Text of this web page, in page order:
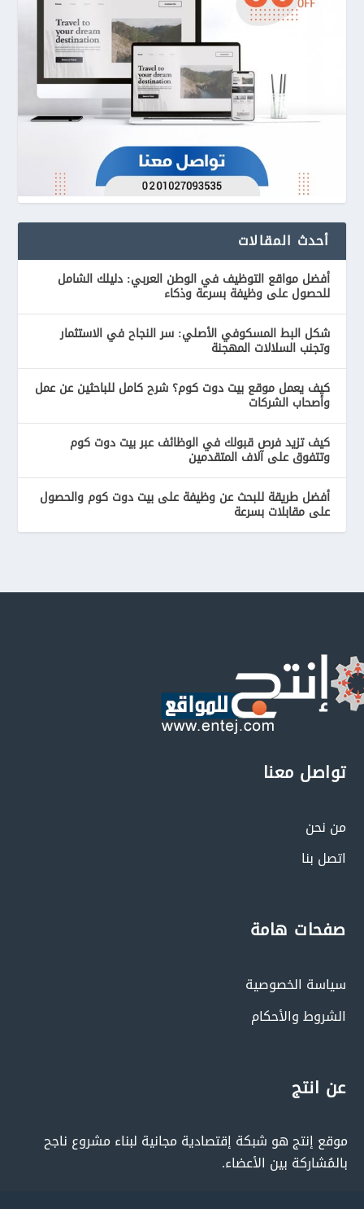
أحدث المقالات
أفضل مواقع التوظيف في الوطن العربي: دليلك الشامل
للحصول على وظيفة بسرعة وذكاء
شكل البط المسكوفي الأصلي: سر النجاح في الاستثمار
وتجنب السلالات المهجنة
كيف يعمل موقع بيت دوت كوم؟ شرح كامل للباحثين عن عمل
وأصحاب الشركات
كيف تزيد فرص قبولك في الوظائف عبر بيت دوت كوم
وتتفوق على آلاف المتقدمين
أفضل طريقة للبحث عن وظيفة على بيت دوت كوم والحصول
على مقابلات بسرعة
تواصل معنا
من نحن
اتصل بنا
صفحات هامة
سياسة الخصوصية
الشروط والأحكام
عن انتج
موقع إنتج هو شبكة إقتصادية مجانية لبناء مشروع ناجح
بالمُشاركة بين الأعضاء.